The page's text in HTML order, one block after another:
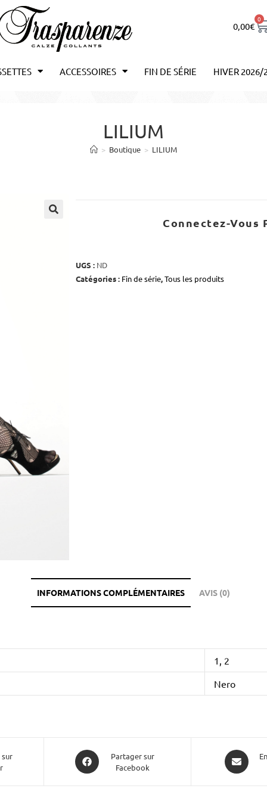
0,00€
0
ACCESSOIRES FIN DE SÉRIE HIVER 2026/
LILIUM
> Boutique > LILIUM
Connectez-Vous
UGS : ND
Catégories : Fin de série,Tous les produits
INFORMATIONS COMPLÉMENTAIRES AVIS (0)
1, 2
Nero
Partager sur
Facebook